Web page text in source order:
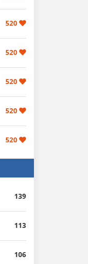
520
520
520
520
520
139
113
106